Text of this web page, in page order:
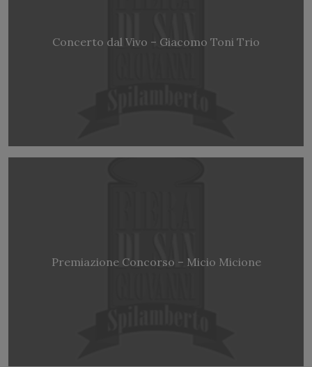
Concerto dal Vivo – Giacomo Toni Trio
Premiazione Concorso – Micio Micione